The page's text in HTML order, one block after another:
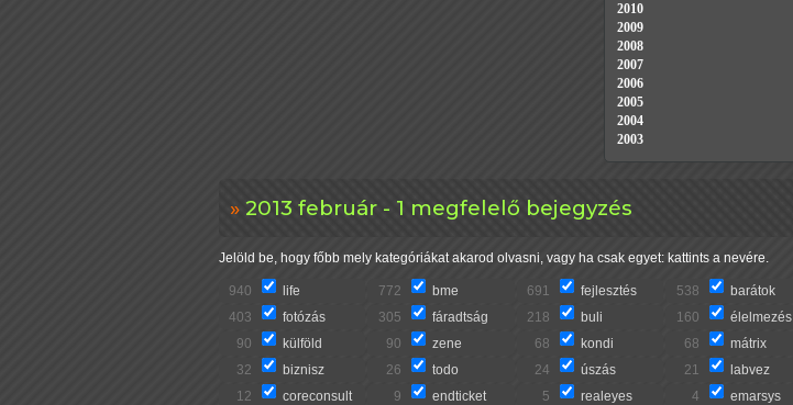
2013 február - 1 megfelelő bejegyzés
Jelöld be, hogy főbb mely kategóriákat akarod olvasni, vagy ha csak egyet: kattints a nevére.
940 life 772 bme 691 fejlesztés 538 barátok
403
fotózás 305 fáradtság 218 buli 160 élelmezés
90
külföld 90 zene 68 kondi 68 mátrix
32
biznisz 26 todo 24 úszás 21 labvez
12
coreconsult 9 endticket 5 realeyes 4
emarsys
2010
2009
2008
2007
2006
2005
2004
2003